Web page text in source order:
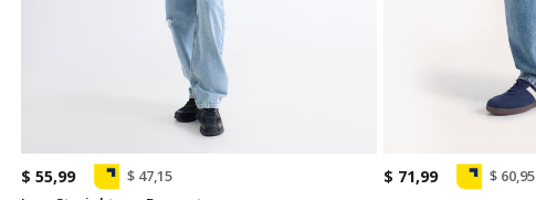
$ 55,99
$ 47,15
$ 71,99 $ 60,95